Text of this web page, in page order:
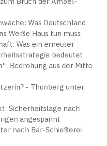
Was Deutschland
Weiße Haus tun muss
Was ein erneuter
bedeutet
Bedrohung aus der Mitte
- Thunberg unter
Sicherheitslage nach
angespannt
nach Bar-Schießerei